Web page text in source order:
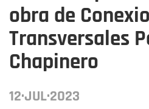
obra de
Transversales
Chapinero
12·JUL·2023